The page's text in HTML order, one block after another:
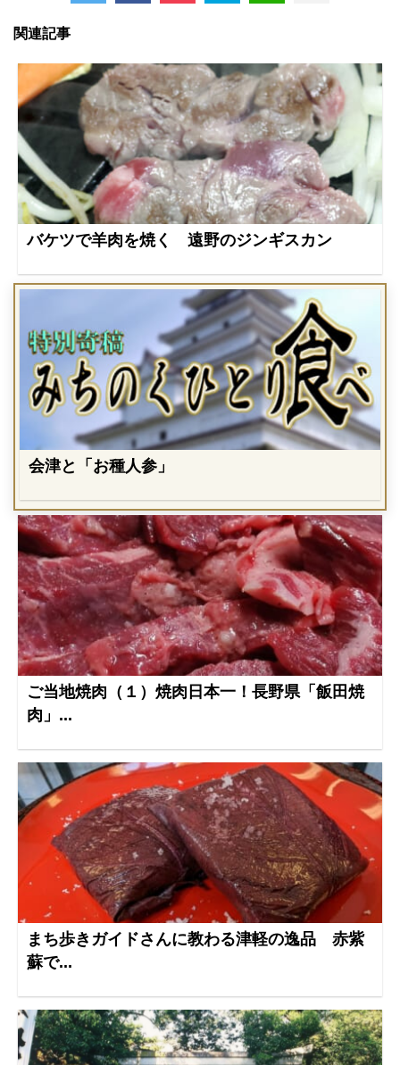
関連記事
バケツで羊肉を焼く 遠野のジンギスカン
会津と「お種人参」
ご当地焼肉（１）焼肉日本一！長野県「飯田焼
肉」...
まち歩きガイドさんに教わる津軽の逸品 赤紫
蘇で...